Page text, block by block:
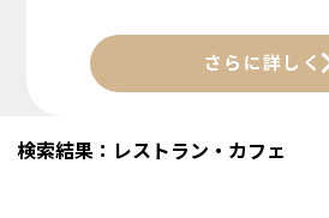
さらに詳しく
検索結果：レストラン・カフェ